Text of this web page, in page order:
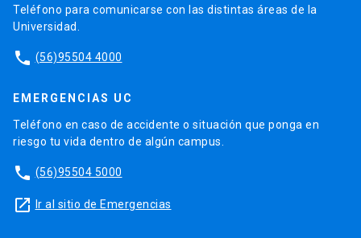
Teléfono para comunicarse con las distintas áreas de la
Universidad.
phone (56)95504 4000
EMERGENCIAS UC
Teléfono en caso de accidente o situación que ponga en
riesgo tu vida dentro de algún campus.
phone (56)95504 5000
launch Ir al sitio de Emergencias